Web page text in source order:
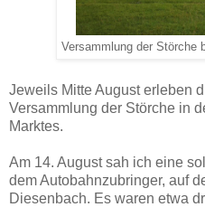
Versammlung der Störche
Jeweils Mitte August erleben
Versammlung der Störche in
Marktes.
Am 14. August sah ich eine
dem Autobahnzubringer, auf
Diesenbach. Es waren etwa